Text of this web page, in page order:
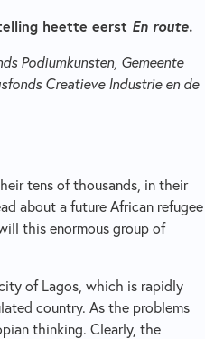
heette eerst En route.
Podiumkunsten, Gemeente
Creatieve Industrie en de
tens of thousands, in their
about a future African refugee
this enormous group of
of Lagos, which is rapidly
country. As the problems
thinking. Clearly, the